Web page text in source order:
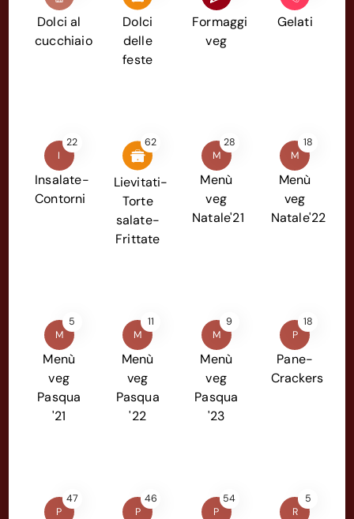
Dolci al
cucchiaio
Dolci
delle
feste
Formaggi
veg
Gelati
I
22
Insalate-
Contorni
62
Lievitati-
Torte
salate-
Frittate
M
28
Menù
veg
Natale'21
M
18
Menù
veg
Natale'22
M
5
Menù
veg
Pasqua
'21
M
11
Menù
veg
Pasqua
'22
M
9
Menù
veg
Pasqua
'23
P
18
Pane-
Crackers
P
47
P
46
P
54
R
5